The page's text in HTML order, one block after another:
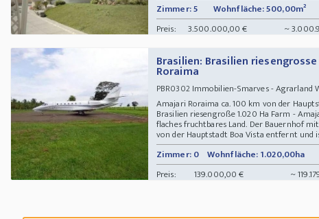
Zimmer: 5
Wohnfläche: 500,00m²
Preis:
3.500.000,00 € ~
Brasilien: Brasilien
Roraima
PBR0302Immobilien-Smarves - Agrarland
Amajari Roraima ca. 100 km von der
Brasilien riesengroße 1.020 Ha Farm -
flaches fruchtbares Land. Der Bauernhof
von der Hauptstadt Boa Vista entfernt und
Zimmer: 0 Wohnfläche: 1.020,00ha
Preis:
139.000,00 € ~